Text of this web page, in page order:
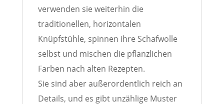
verwenden sie weiterhin die
traditionellen, horizontalen
Knüpfstühle, spinnen ihre Schafwolle
selbst und mischen die pflanzlichen
Farben nach alten Rezepten.
Sie sind aber außerordentlich reich an
Details, und es gibt unzählige Muster